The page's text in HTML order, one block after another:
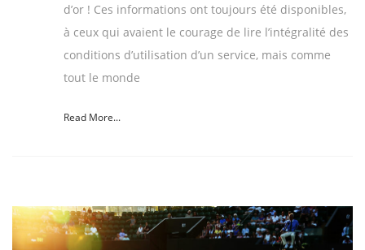
d’or ! Ces informations ont toujours été disponibles,
à ceux qui avaient le courage de lire l’intégralité des
conditions d’utilisation d’un service, mais comme
tout le monde
Read More...